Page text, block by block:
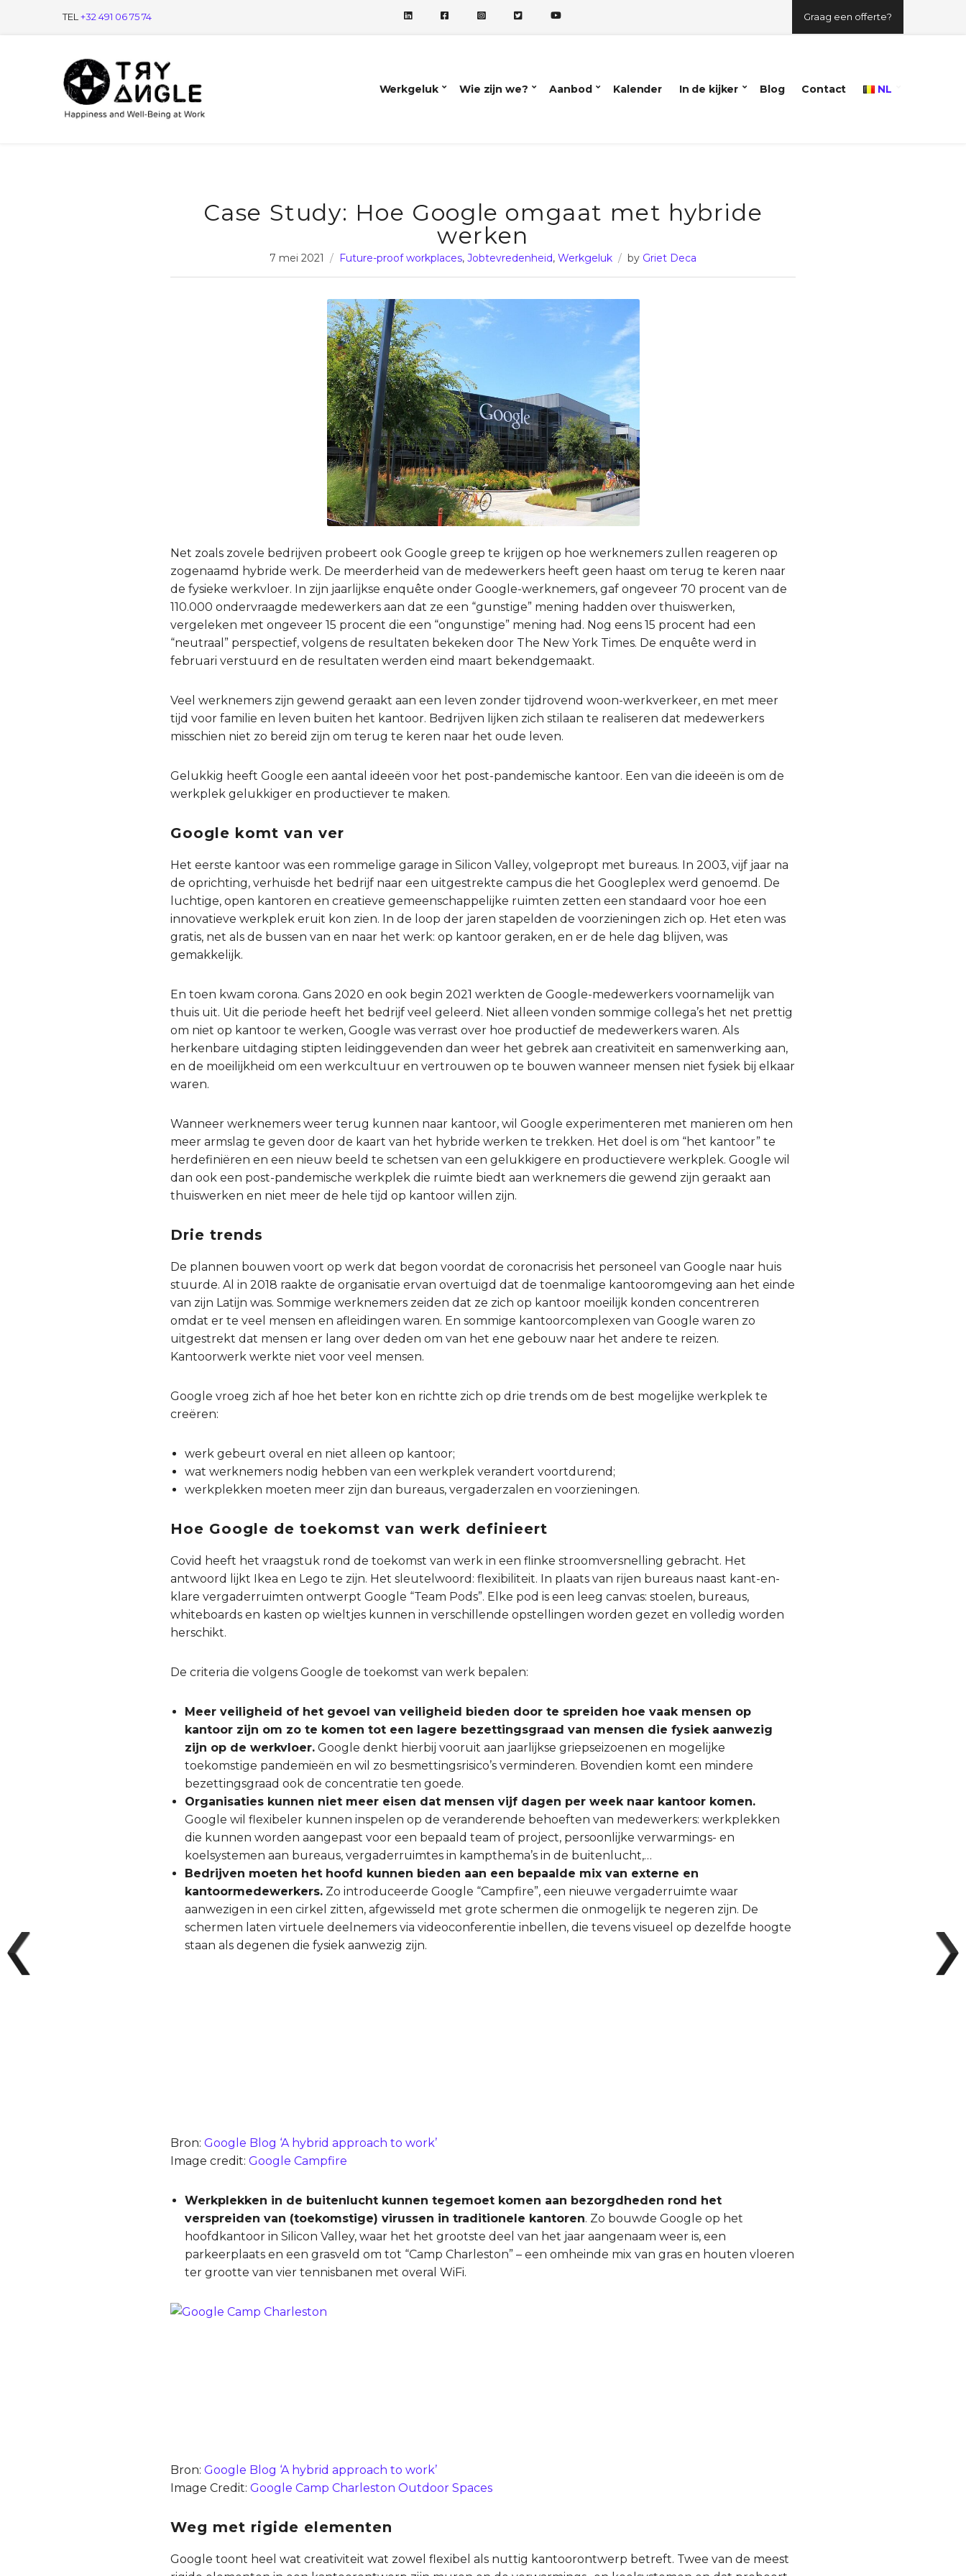
TEL +32 491 06 75 74 Graag een offerte?
Werkgeluk Wie zijn we? Aanbod Kalender In de kijker Blog Contact NL
Case Study: Hoe Google omgaat met hybride
werken
7 mei 2021 Future-proof workplaces, Jobtevredenheid, Werkgeluk by Griet Deca
Net zoals zovele bedrijven probeert ook Google greep te krijgen op hoe werknemers zullen reageren op
zogenaamd hybride werk. De meerderheid van de medewerkers heeft geen haast om terug te keren naar
de fysieke werkvloer. In zijn jaarlijkse enquête onder Google-werknemers, gaf ongeveer 70 procent van de
110.000 ondervraagde medewerkers aan dat ze een “gunstige” mening hadden over thuiswerken,
vergeleken met ongeveer 15 procent die een “ongunstige” mening had. Nog eens 15 procent had een
“neutraal” perspectief, volgens de resultaten bekeken door The New York Times. De enquête werd in
februari verstuurd en de resultaten werden eind maart bekendgemaakt.
Veel werknemers zijn gewend geraakt aan een leven zonder tijdrovend woon-werkverkeer, en met meer
tijd voor familie en leven buiten het kantoor. Bedrijven lijken zich stilaan te realiseren dat medewerkers
misschien niet zo bereid zijn om terug te keren naar het oude leven.
Gelukkig heeft Google een aantal ideeën voor het post-pandemische kantoor. Een van die ideeën is om de
werkplek gelukkiger en productiever te maken.
Google komt van ver
Het eerste kantoor was een rommelige garage in Silicon Valley, volgepropt met bureaus. In 2003, vijf jaar na
de oprichting, verhuisde het bedrijf naar een uitgestrekte campus die het Googleplex werd genoemd. De
luchtige, open kantoren en creatieve gemeenschappelijke ruimten zetten een standaard voor hoe een
innovatieve werkplek eruit kon zien. In de loop der jaren stapelden de voorzieningen zich op. Het eten was
gratis, net als de bussen van en naar het werk: op kantoor geraken, en er de hele dag blijven, was
gemakkelijk.
En toen kwam corona. Gans 2020 en ook begin 2021 werkten de Google-medewerkers voornamelijk van
thuis uit. Uit die periode heeft het bedrijf veel geleerd. Niet alleen vonden sommige collega’s het net prettig
om niet op kantoor te werken, Google was verrast over hoe productief de medewerkers waren. Als
herkenbare uitdaging stipten leidinggevenden dan weer het gebrek aan creativiteit en samenwerking aan,
en de moeilijkheid om een werkcultuur en vertrouwen op te bouwen wanneer mensen niet fysiek bij elkaar
waren.
Wanneer werknemers weer terug kunnen naar kantoor, wil Google experimenteren met manieren om hen
meer armslag te geven door de kaart van het hybride werken te trekken. Het doel is om “het kantoor” te
herdefiniëren en een nieuw beeld te schetsen van een gelukkigere en productievere werkplek. Google wil
dan ook een post-pandemische werkplek die ruimte biedt aan werknemers die gewend zijn geraakt aan
thuiswerken en niet meer de hele tijd op kantoor willen zijn.
Drie trends
De plannen bouwen voort op werk dat begon voordat de coronacrisis het personeel van Google naar huis
stuurde. Al in 2018 raakte de organisatie ervan overtuigd dat de toenmalige kantooromgeving aan het einde
van zijn Latijn was. Sommige werknemers zeiden dat ze zich op kantoor moeilijk konden concentreren
omdat er te veel mensen en afleidingen waren. En sommige kantoorcomplexen van Google waren zo
uitgestrekt dat mensen er lang over deden om van het ene gebouw naar het andere te reizen.
Kantoorwerk werkte niet voor veel mensen.
Google vroeg zich af hoe het beter kon en richtte zich op drie trends om de best mogelijke werkplek te
creëren:
werk gebeurt overal en niet alleen op kantoor;
wat werknemers nodig hebben van een werkplek verandert voortdurend;
werkplekken moeten meer zijn dan bureaus, vergaderzalen en voorzieningen.
Hoe Google de toekomst van werk definieert
Covid heeft het vraagstuk rond de toekomst van werk in een flinke stroomversnelling gebracht. Het
antwoord lijkt Ikea en Lego te zijn. Het sleutelwoord: flexibiliteit. In plaats van rijen bureaus naast kant-en-
klare vergaderruimten ontwerpt Google “Team Pods”. Elke pod is een leeg canvas: stoelen, bureaus,
whiteboards en kasten op wieltjes kunnen in verschillende opstellingen worden gezet en volledig worden
herschikt.
De criteria die volgens Google de toekomst van werk bepalen:
Meer veiligheid of het gevoel van veiligheid bieden door te spreiden hoe vaak mensen op
kantoor zijn om zo te komen tot een lagere bezettingsgraad van mensen die fysiek aanwezig
zijn op de werkvloer. Google denkt hierbij vooruit aan jaarlijkse griepseizoenen en mogelijke
toekomstige pandemieën en wil zo besmettingsrisico’s verminderen. Bovendien komt een mindere
bezettingsgraad ook de concentratie ten goede.
Organisaties kunnen niet meer eisen dat mensen vijf dagen per week naar kantoor komen.
Google wil flexibeler kunnen inspelen op de veranderende behoeften van medewerkers: werkplekken
die kunnen worden aangepast voor een bepaald team of project, persoonlijke verwarmings- en
koelsystemen aan bureaus, vergaderruimtes in kampthema’s in de buitenlucht,…
Bedrijven moeten het hoofd kunnen bieden aan een bepaalde mix van externe en
kantoormedewerkers. Zo introduceerde Google “Campfire”, een nieuwe vergaderruimte waar
aanwezigen in een cirkel zitten, afgewisseld met grote schermen die onmogelijk te negeren zijn. De
schermen laten virtuele deelnemers via videoconferentie inbellen, die tevens visueel op dezelfde hoogte
staan als degenen die fysiek aanwezig zijn.
Bron: Google Blog ‘A hybrid approach to work’
Image credit: Google Campfire
Werkplekken in de buitenlucht kunnen tegemoet komen aan bezorgdheden rond het
verspreiden van (toekomstige) virussen in traditionele kantoren. Zo bouwde Google op het
hoofdkantoor in Silicon Valley, waar het het grootste deel van het jaar aangenaam weer is, een
parkeerplaats en een grasveld om tot “Camp Charleston” – een omheinde mix van gras en houten vloeren
ter grootte van vier tennisbanen met overal WiFi.
Bron: Google Blog ‘A hybrid approach to work’
Image Credit: Google Camp Charleston Outdoor Spaces
Weg met rigide elementen
Google toont heel wat creativiteit wat zowel flexibel als nuttig kantoorontwerp betreft. Twee van de meest